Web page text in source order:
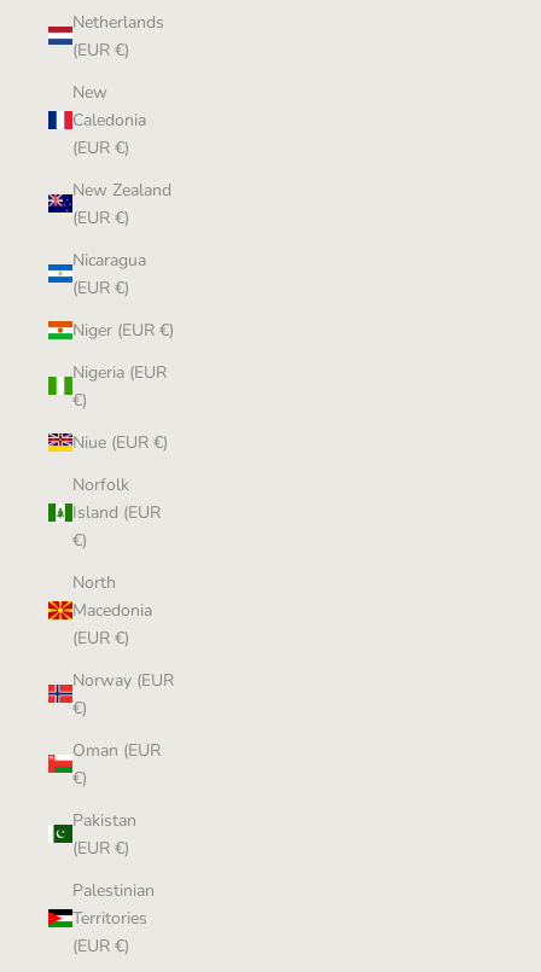
Netherlands
(EUR €)
New
Caledonia
(EUR €)
New Zealand
(EUR €)
Nicaragua
(EUR €)
Niger (EUR €)
Nigeria (EUR
€)
Niue (EUR €)
Norfolk
Island (EUR
€)
North
Macedonia
(EUR €)
Norway (EUR
€)
Oman (EUR
€)
Pakistan
(EUR €)
Palestinian
Territories
(EUR €)